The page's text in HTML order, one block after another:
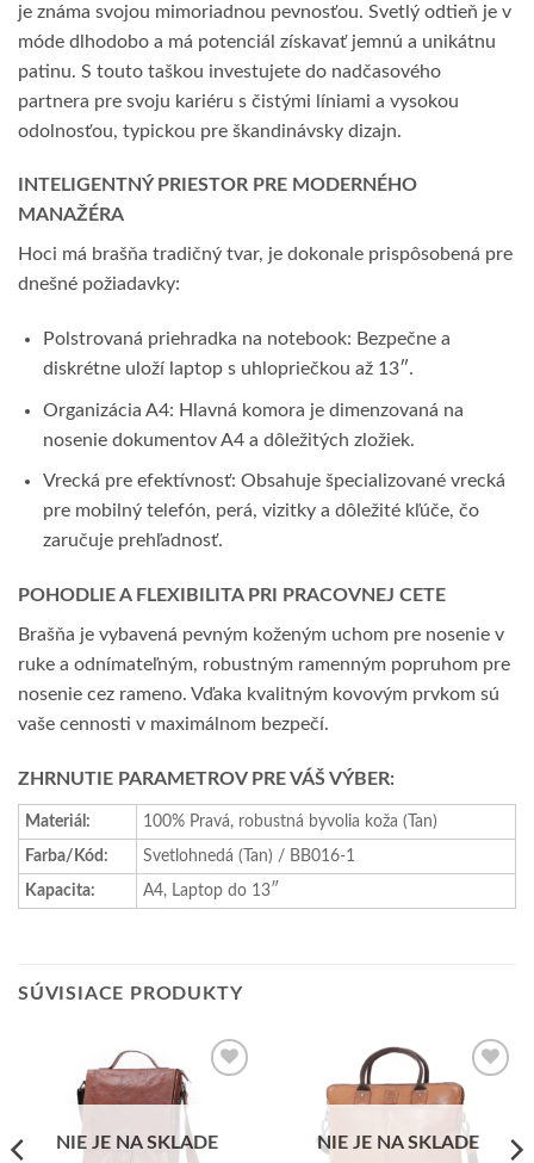
je známa svojou mimoriadnou pevnosťou. Svetlý odtieň je v
móde dlhodobo a má potenciál získavať jemnú a unikátnu
patinu. S touto taškou investujete do nadčasového
partnera pre svoju kariéru s čistými líniami a vysokou
odolnosťou, typickou pre škandinávsky dizajn.
INTELIGENTNÝ PRIESTOR PRE MODERNÉHO
MANAŽÉRA
Hoci má brašňa tradičný tvar, je dokonale prispôsobená pre
dnešné požiadavky:
Polstrovaná priehradka na notebook: Bezpečne a
diskrétne uloží laptop s uhlopriečkou až 13″.
Organizácia A4: Hlavná komora je dimenzovaná na
nosenie dokumentov A4 a dôležitých zložiek.
Vrecká pre efektívnosť: Obsahuje špecializované vrecká
pre mobilný telefón, perá, vizitky a dôležité kľúče, čo
zaručuje prehľadnosť.
POHODLIE A FLEXIBILITA PRI PRACOVNEJ CETE
Brašňa je vybavená pevným koženým uchom pre nosenie v
ruke a odnímateľným, robustným ramenným popruhom pre
nosenie cez rameno. Vďaka kvalitným kovovým prvkom sú
vaše cennosti v maximálnom bezpečí.
ZHRNUTIE PARAMETROV PRE VÁŠ VÝBER:
Materiál:
100% Pravá, robustná byvolia koža (Tan)
Farba/Kód:
Svetlohnedá (Tan) / BB016-1
Kapacita:
A4, Laptop do 13″
SÚVISIACE PRODUKTY
NIE JE NA SKLADE
Add to
NIE JE NA SKLADE